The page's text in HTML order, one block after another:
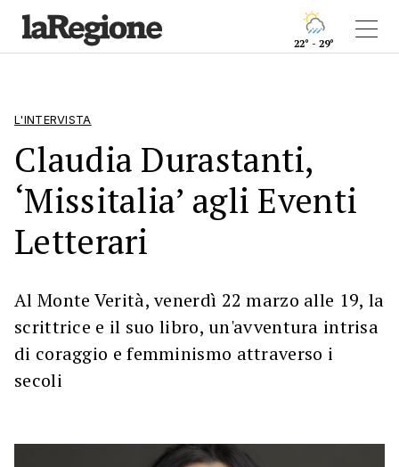
22° - 29°
L'INTERVISTA
Claudia Durastanti,
‘Missitalia’ agli Eventi
Letterari
Al Monte Verità, venerdì 22 marzo alle 19, la
scrittrice e il suo libro, un'avventura intrisa
di coraggio e femminismo attraverso i
secoli